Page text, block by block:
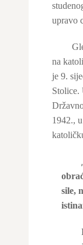
upravo
na
je 9.
Stolice.
1942.,
sile,